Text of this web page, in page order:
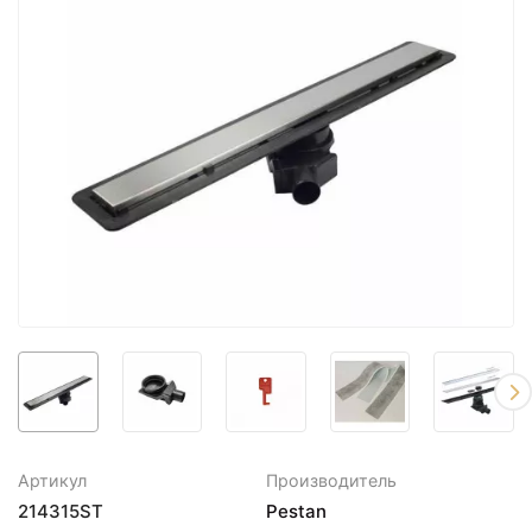
Артикул
214315ST
Производитель
Pestan